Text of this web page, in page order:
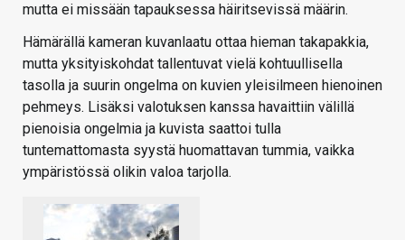
mutta ei missään tapauksessa häiritsevissä määrin.
Hämärällä kameran kuvanlaatu ottaa hieman takapakkia,
mutta yksityiskohdat tallentuvat vielä kohtuullisella
tasolla ja suurin ongelma on kuvien yleisilmeen hienoinen
pehmeys. Lisäksi valotuksen kanssa havaittiin välillä
pienoisia ongelmia ja kuvista saattoi tulla
tuntemattomasta syystä huomattavan tummia, vaikka
ympäristössä olikin valoa tarjolla.